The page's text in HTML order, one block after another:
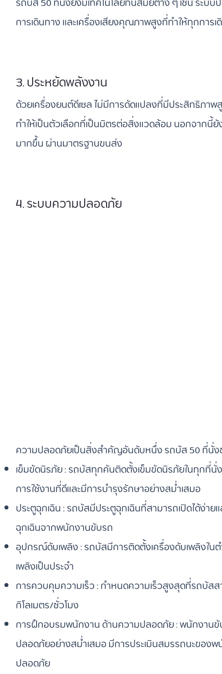
การเดินทาง และเครื่องเสียงคุณภาพสูงที่ทำให้ทุกการ
3. ประหยัดพลังงาน
ด้วยเครื่องยนต์ดีเซล ไม่มีการดัดแปลงที่มีประสิทธิภ
ทำให้เป็นตัวเลือกที่เป็นมิตรต่อสิ่งแวดล้อม นอกจาก
มากขึ้น ผ่านมาตรฐานขนส่ง
4. ระบบความปลอดภัย
ความปลอดภัยเป็นสิ่งสำคัญอันดับหนึ่ง รถบัส 50 ที่นั่
เข็มขัดนิรภัย : รถบัสทุกคันติดตั้งเข็มขัดนิรภัยในทุกที่
การใช้งานที่ดีและมีการบำรุงรักษาอย่างสม่ำเสมอ
ประตูฉุกเฉิน : รถบัสมีประตูฉุกเฉินที่สามารถเปิดได้ง่า
ฉุกเฉินจากพนักงานขับรถ
อุปกรณ์ดับเพลิง : รถบัสมีการติดตั้งเครื่องดับเพลิงใ
เพลิงเป็นประจำ
การควบคุมความเร็ว : กำหนดความเร็วสูงสุดที่รถบั
กิโลเมตร/ชั่วโมง
การฝึกอบรมพนักงาน ด้านความปลอดภัย : พนักงาน
ปลอดภัยอย่างสม่ำเสมอ มีการประเมินสมรรถนะของ
ปลอดภัย​